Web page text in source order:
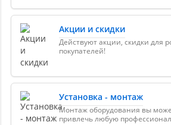
Акции и скидки
Действуют акции, скидки для
покупателей!
Установка - монтаж
Монтаж оборудования вы
привлечь любую